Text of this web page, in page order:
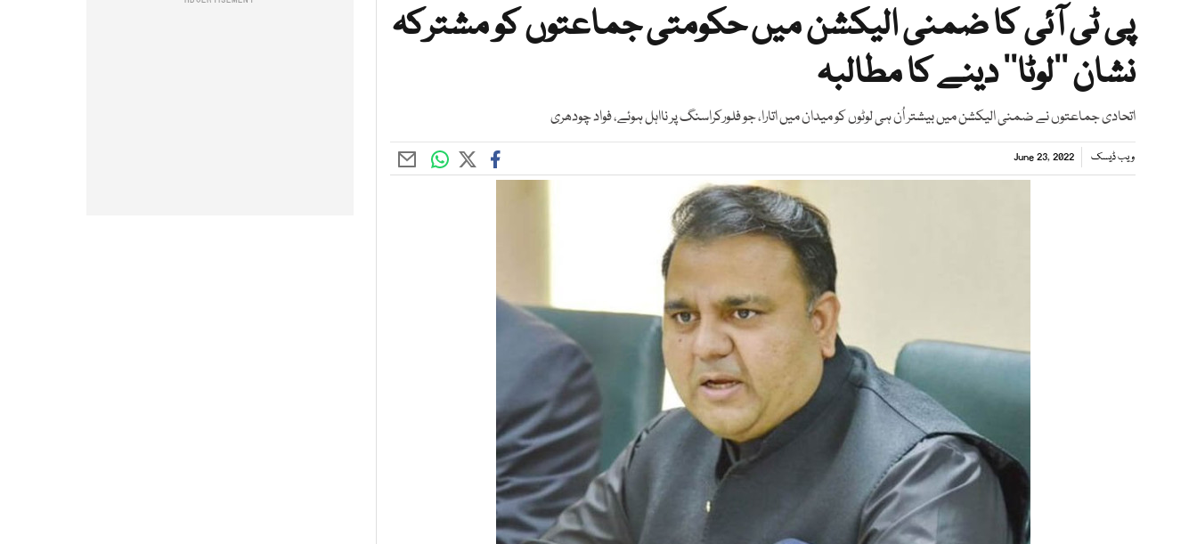
پی ٹی آئی کا ضمنی الیکشن میں حکومتی جماعتوں کو مشترکہ
نشان ’’لوٹا‘‘ دینے کا مطالبہ
اتحادی جماعتوں نے ضمنی الیکشن میں بیشتر اُن ہی لوٹوں کو میدان میں اتارا، جو فلورکراسنگ پر نااہل ہوئے، فواد چودھری
ویب ڈیسک June 23, 2022